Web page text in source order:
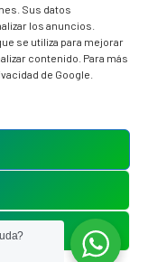
Sus datos
los anuncios.
se utiliza para mejorar
contenido. Para más
de Google.